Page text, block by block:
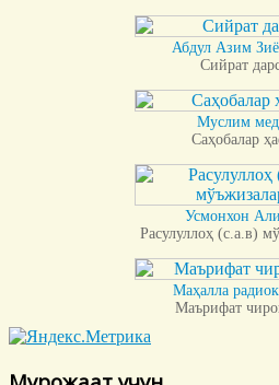
Абдул Азим
Сийрат
Муслим
Саҳобалар
Усмонхон
Расулуллоҳ (с.а.в)
Маҳалла
Маърифат